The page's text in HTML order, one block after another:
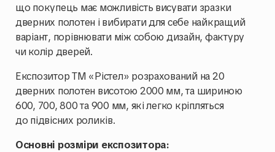
що покупець має можливість висувати зразки
дверних полотен і вибирати для себе найкращий
варіант, порівнювати між собою дизайн, фактуру
чи колір дверей.
Експозитор ТМ «Рістел» розрахований на 20
дверних полотен висотою 2000 мм, та шириною
600, 700, 800 та 900 мм, які легко кріпляться
до підвісних роликів.
Основні розміри експозитора: